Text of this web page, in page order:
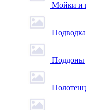
Мойки и
Поддоны